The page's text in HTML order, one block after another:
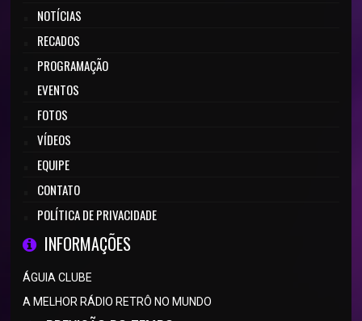
NOTÍCIAS
RECADOS
PROGRAMAÇÃO
EVENTOS
FOTOS
VÍDEOS
EQUIPE
CONTATO
POLÍTICA DE PRIVACIDADE
INFORMAÇÕES
ÁGUIA CLUBE
A MELHOR RÁDIO RETRÔ NO MUNDO